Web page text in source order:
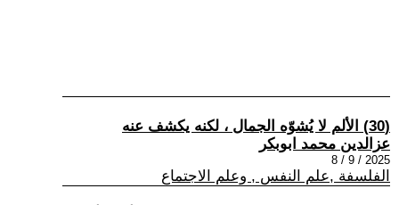
(30) الألم لا يُشوّه الجمال ، لكنه يكشف عنه
عزالدين محمد ابوبكر
2025 / 9 / 8
الفلسفة ,علم النفس , وعلم الاجتماع